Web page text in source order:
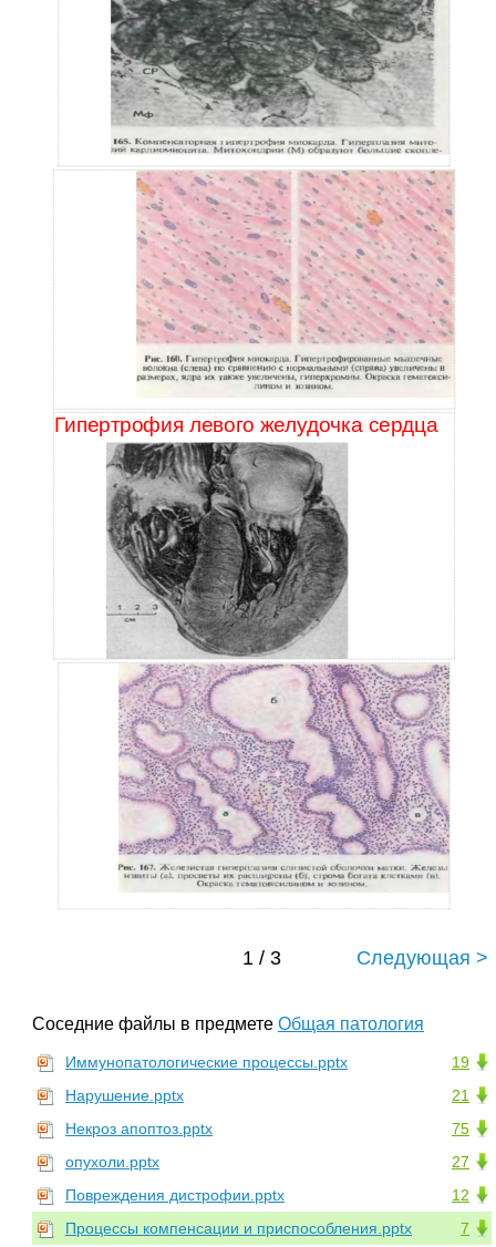
Гипертрофия левого желудочка сердца
1 / 3 Следующая >
Соседние файлы в предмете Общая патология
19
Иммунопатологические процессы.pptx
21
Нарушение.pptx
75
Некроз апоптоз.pptx
27
опухоли.pptx
12
Повреждения дистрофии.pptx
7
Процессы компенсации и приспособления.pptx